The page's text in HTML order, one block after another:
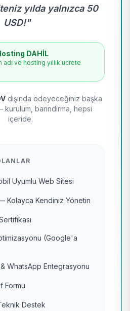
yılda yalnızca 50
USD!"
DAHİL
adı ve hosting yıllık ücrete
dışında ödeyeceğiniz başka
barındırma, hepsi
içeride.
Uyumlu Web Sitesi
Kolayca Kendiniz Yönetin
(Google'a
WhatsApp Entegrasyonu
Formu
Destek